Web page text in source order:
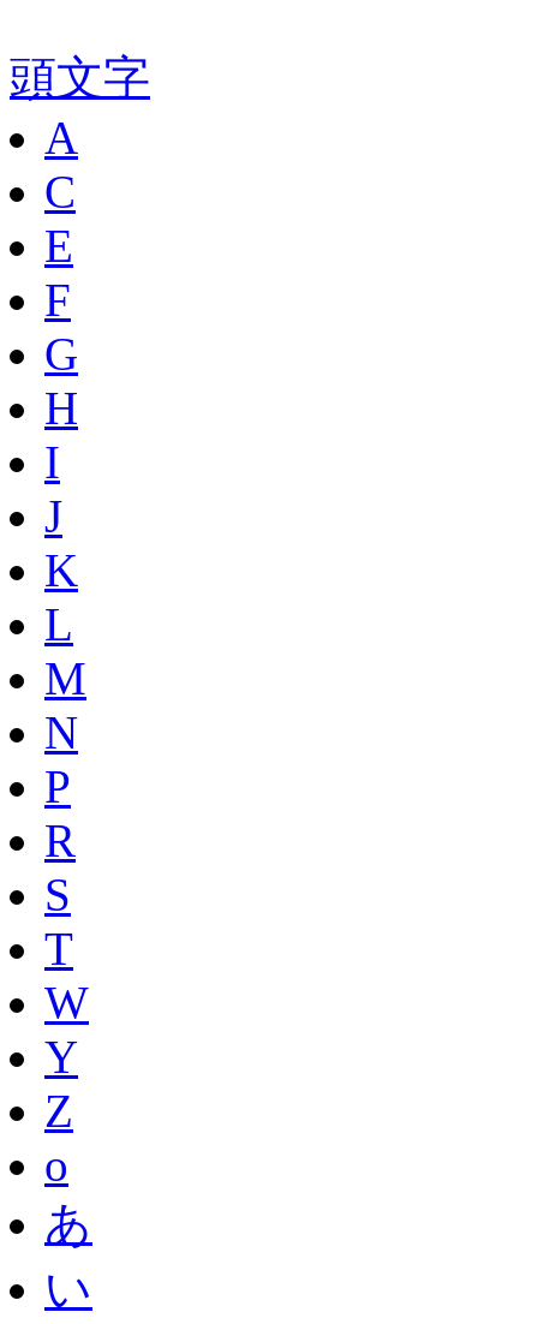
頭文字
A
C
E
F
G
H
I
J
K
L
M
N
P
R
S
T
W
Y
Z
o
あ
い